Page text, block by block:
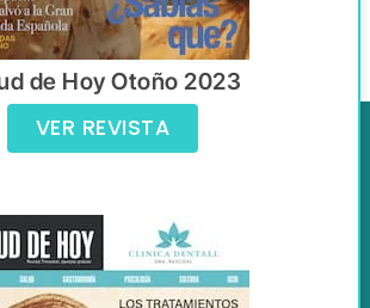
de Hoy Otoño 2023
VER REVISTA